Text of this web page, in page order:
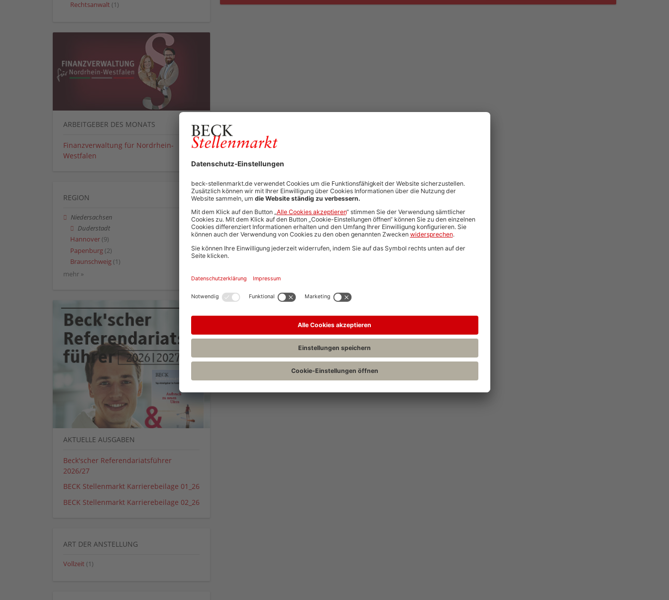
Rechtsanwalt (1)
ARBEITGEBER DES MONATS
Finanzverwaltung für Nordrhein-
Westfalen
REGION
Niedersachsen
Duderstadt
Hannover (9)
Papenburg (2)
Braunschweig (1)
mehr »
AKTUELLE AUSGABEN
Beck'scher Referendariatsführer
2026/27
BECK Stellenmarkt Karrierebeilage 01_26
BECK Stellenmarkt Karrierebeilage 02_26
ART DER ANSTELLUNG
Vollzeit (1)